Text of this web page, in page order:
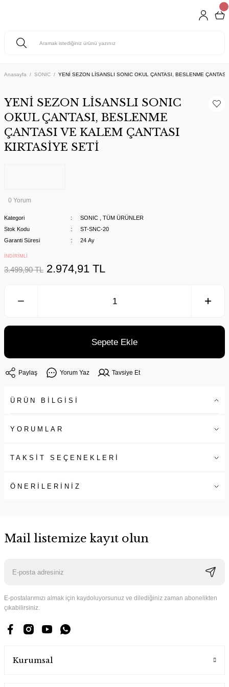
Anasayfa SONIC YENİ SEZON LİSANSLI SONIC OKUL ÇANTASI, BESLENME
YENİ SEZON LİSANSLI SONIC
OKUL ÇANTASI, BESLENME
ÇANTASI VE KALEM ÇANTASI
KIRTASİYE SETİ
0 Yorum
Kategori SONIC
TÜM ÜRÜNLER
Stok Kodu
ST-SNC-20
Garanti Süresi
24 Ay
İNDİRİMLİ
3.499,90 TL 2.974,91 TL
Sepete Ekle
Paylaş Yorum Yaz Tavsiye Et
ÜRÜN BİLGİSİ
YORUMLAR
TAKSİT SEÇENEKLERİ
ÖNERİLERİNİZ
Mail listemize kayıt olun
E-postalarımızı almak için kaydoluyorsunuz ve dilediğiniz zaman abonelikten
çıkabilirsiniz.
Kurumsal